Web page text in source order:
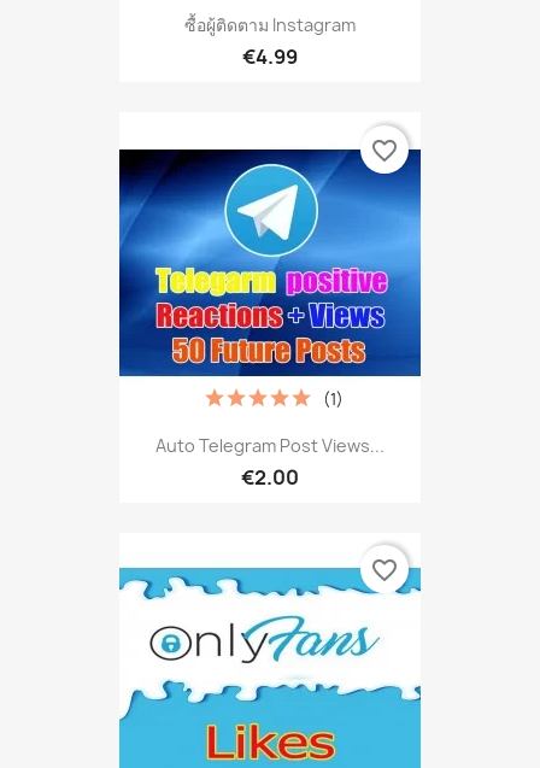
ซื้อผู้ติดตาม Instagram
€4.99
Auto Telegram Post Views...
€2.00
(1)
favorite_border
favorite_border